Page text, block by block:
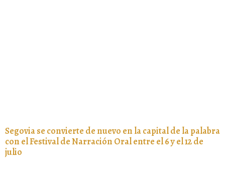
Segovia se convierte de nuevo en la capital de la palabra
con el Festival de Narración Oral entre el 6 y el 12 de
julio